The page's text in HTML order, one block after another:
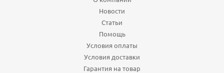
Новости
Статьи
Помощь
Условия оплаты
Условия доставки
Гарантия на товар